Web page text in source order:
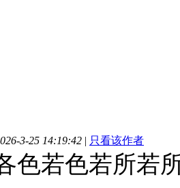
3-25 14:19:42 | 只看该作者
色若色若所若